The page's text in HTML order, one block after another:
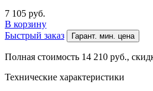
7 105 руб.
В корзину
Быстрый заказ
Гарант. мин. цена
Полная стоимость 14 210 руб.,
Технические характеристики